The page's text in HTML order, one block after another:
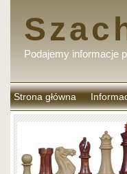
Podajemy informacje
Strona główna